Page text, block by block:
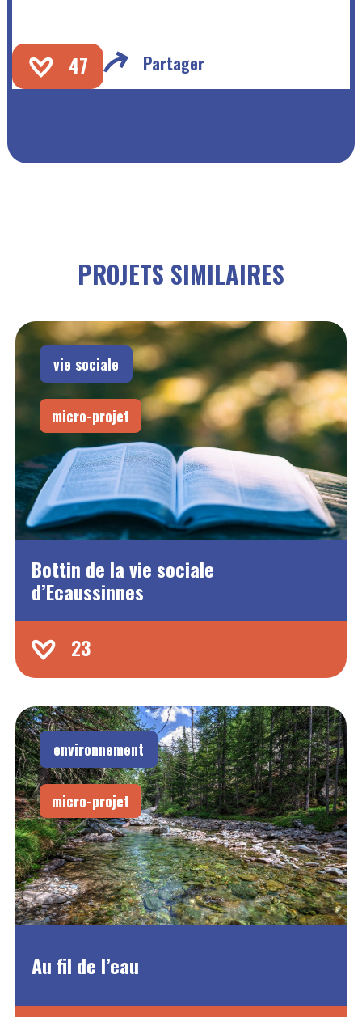
47 Partager
PROJETS SIMILAIRES
vie sociale
micro-projet
Bottin de la vie sociale
d’Ecaussinnes
23
environnement
micro-projet
Au fil de l’eau